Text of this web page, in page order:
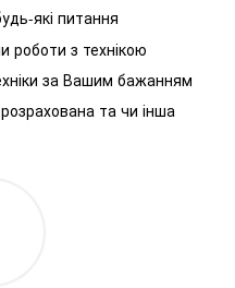
які питання
роботи з технікою
за Вашим бажанням
та чи інша